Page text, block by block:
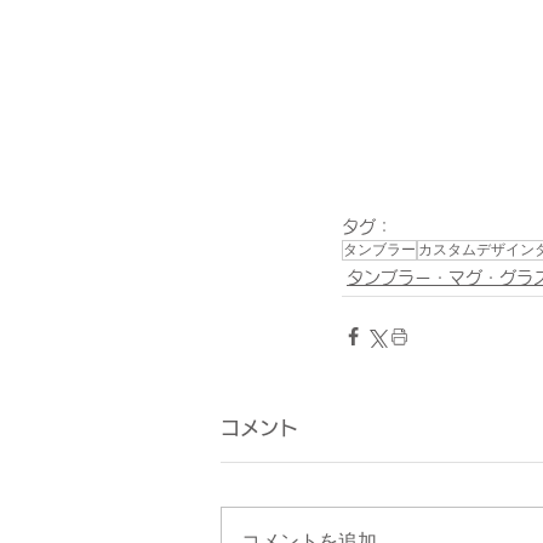
タグ：
タンブラー カスタムデザイン
タンブラー・マグ・グラ
コメント